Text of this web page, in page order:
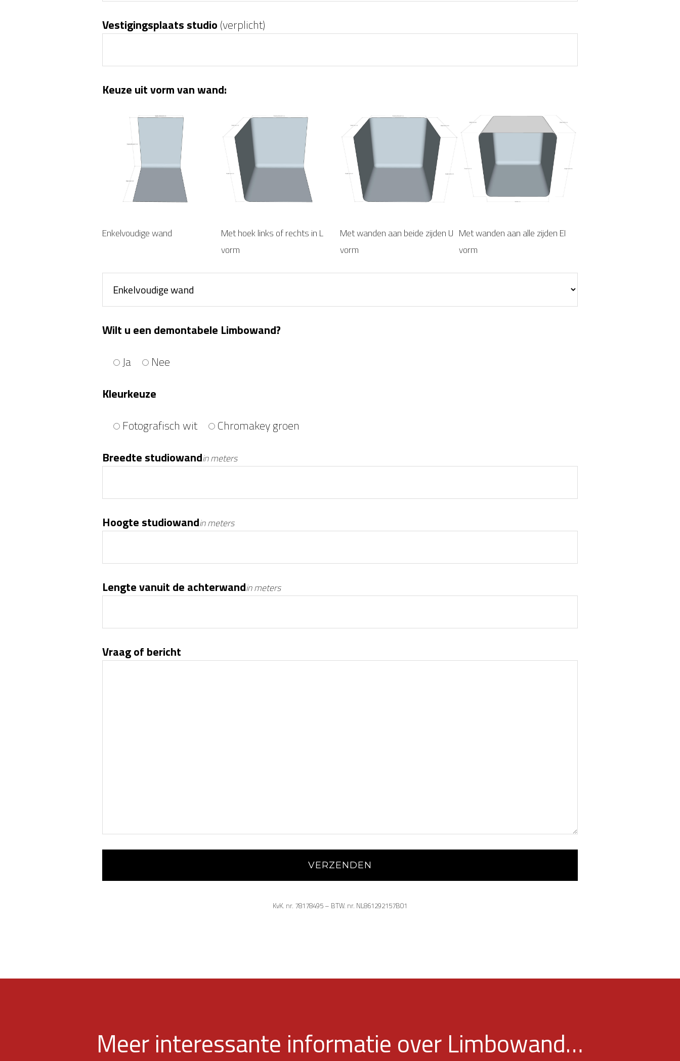
Vestigingsplaats studio (verplicht)
Keuze uit vorm van wand:
Enkelvoudige wand
Met hoek links of rechts in L
vorm
Met wanden aan beide zijden U
vorm
Met wanden aan alle zijden EI
vorm
Wilt u een demontabele Limbowand?
Ja
Nee
Kleurkeuze
Fotografisch wit
Chromakey groen
Breedte studiowandin meters
Hoogte studiowandin meters
Lengte vanuit de achterwandin meters
Vraag of bericht
KvK. nr. 78178495 – BTW. nr. NL861292157B01
Meer interessante informatie over Limbowand…